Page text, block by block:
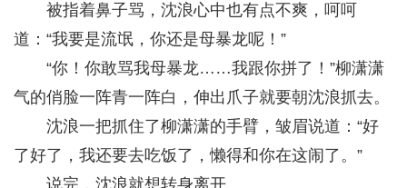
被指着鼻子骂，沈浪心中也有点不爽，呵呵
道：“我要是流氓，你还是母暴龙呢！”
“你！你敢骂我母暴龙……我跟你拼了！”柳潇潇
气的俏脸一阵青一阵白，伸出爪子就要朝沈浪抓去。
沈浪一把抓住了柳潇潇的手臂，皱眉说道：“好
了好了，我还要去吃饭了，懒得和你在这闹了。”